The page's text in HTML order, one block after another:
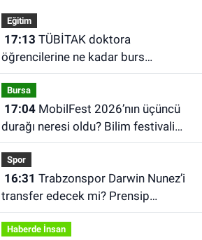
Eğitim
17:13
öğrencilerine ne kadar burs
verecek? 2026 başvuruları başladı
Bursa
17:04MobilFest 2026’nın üçüncü
durağı neresi oldu? Bilim festivali
İznik’e taşındı
Spor
16:31
transfer edecek mi? Prensip
anlaşması iddiası
Haberde İnsan